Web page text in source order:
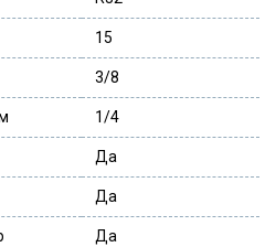
15
3/8
1/4
Да
Да
Да